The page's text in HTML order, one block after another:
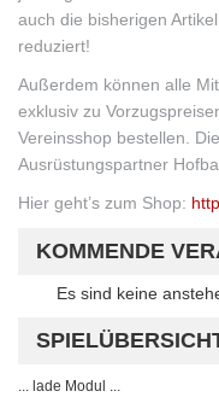
auch die bisherigen
reduziert!
Außerdem können alle
exklusiv zu
Vereinsshop bestellen.
Ausrüstungspartner
Hier geht’s zum Shop:
KOMMENDE
Es sind keine
... lade Modul ...